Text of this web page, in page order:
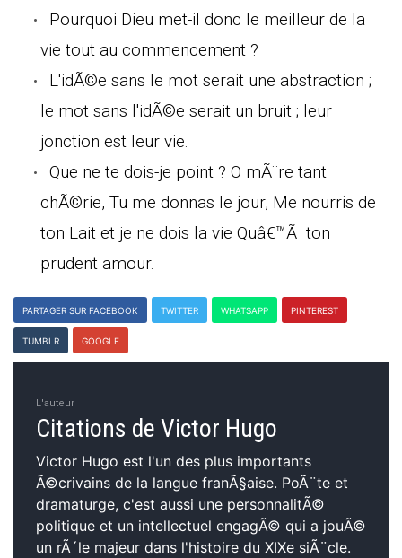
Pourquoi Dieu met-il donc le meilleur de la
vie tout au commencement ?
L'idÃ©e sans le mot serait une abstraction ;
le mot sans l'idÃ©e serait un bruit ; leur
jonction est leur vie.
Que ne te dois-je point ? O mÃ¨re tant
chÃ©rie, Tu me donnas le jour, Me nourris de
ton Lait et je ne dois la vie Quâ€™Ã ton
prudent amour.
PARTAGER SUR FACEBOOK TWITTER WHATSAPP PINTEREST
TUMBLR GOOGLE
L'auteur
Citations de Victor Hugo
Victor Hugo est l'un des plus importants
Ã©crivains de la langue franÃ§aise. PoÃ¨te et
dramaturge, c'est aussi une personnalitÃ©
politique et un intellectuel engagÃ© qui a jouÃ©
un rÃ´le majeur dans l'histoire du XIXe siÃ¨cle.